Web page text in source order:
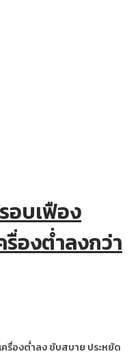
อบเฟือง
รื่องต่ำลงกว่า
รื่องต่ำลง ขับสบาย ประหยัด